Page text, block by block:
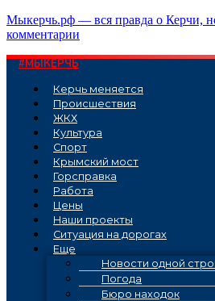
Перейти
к
Мыкерчь.рф — вся правда о Керчи,
комментарии
#МЫКЕРЧЬ
Керчь меняется
Проиcшествия
ЖКХ
Культура
Спорт
Крымский мост
Горсправка
Работа
Цены
Наши проекты
Ситуация на дорогах
Еще
Новости одной
Погода
Бюро находок